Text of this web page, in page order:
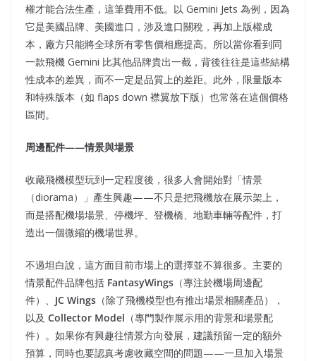
權才能合法生產，這筆費用不低。以 Gemini Jets 為例，因為
它是美國品牌、美國進口，涉及進口關稅，再加上版權成
本，廠方只能將全球所有零售價相應提高。所以當你看到同
一款飛機 Gemini 比其他品牌貴出一截，背後往往是這些結構
性成本的差異，而不一定是品質上的差距。此外，限量版本
和特殊版本（如 flaps down 襟翼放下版）也常落在這個價格
區間。
周邊配件——情景與場景
收藏飛機模型玩到一定程度後，很多人會開始對「情景
（diorama）」產生興趣——不只是把飛機放在展示架上，
而是搭配機場場景、停機坪、登機橋、地勤車輛等配件，打
造出一個微縮的機場世界。
不過坦白說，這方面目前市場上的選擇並不算很多。主要的
情景配件品牌包括 FantasyWings （專注於機場周邊配
件）、 JC Wings （除了飛機模型也有推出場景相關產品），
以及 Collector Model （專門製作展示用的背景和場景配
件）。如果你有興趣往情景方向發展，建議預留一定的額外
預算，同時也要認真考慮收藏空間的問題——一旦加入場景